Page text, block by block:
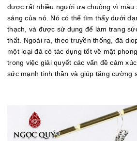
được rất nhiều người ưa chuộng vì màu
sáng của nó. Nó có thể tìm thấy dưới
thạch, và được sử dụng để làm trang
thất. Ngoài ra, theo truyền thống, đá
một loại đá có tác dụng tốt về mặt
trong việc giải quyết các vấn đề cảm
sức mạnh tinh thần và giúp tăng cường